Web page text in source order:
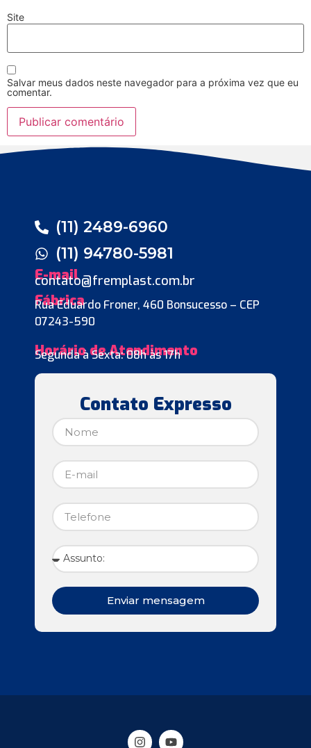
Site
Salvar meus dados neste navegador para a próxima vez que eu
comentar.
(11) 2489-6960
(11) 94780-5981
E-mail
contato@fremplast.com.br
Fábrica
Rua Eduardo Froner, 460 Bonsucesso – CEP
07243-590
Horário de Atendimento
Segunda à Sexta: 08h às 17h
Contato Expresso
Enviar mensagem